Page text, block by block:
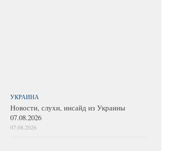
УКРАИНА
Новости, слухи, инсайд из Украины
07.08.2026
07.08.2026